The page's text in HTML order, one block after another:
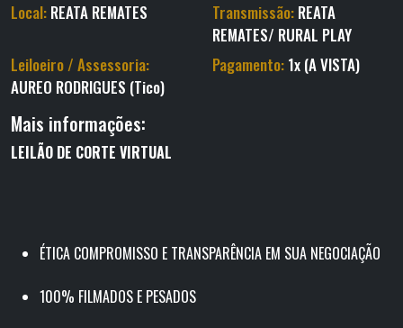
Local: REATA REMATES Transmissão: REATA
REMATES/ RURAL PLAY
Leiloeiro / Assessoria:
AUREO RODRIGUES (Tico)
Pagamento: 1x (A VISTA)
Mais informações:
LEILÃO DE CORTE VIRTUAL
ÉTICA COMPROMISSO E TRANSPARÊNCIA EM SUA NEGOCIAÇÃO
100% FILMADOS E PESADOS